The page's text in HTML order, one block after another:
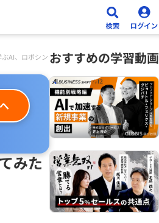
AI、ロボシンク
みた
おすすめの学習動画